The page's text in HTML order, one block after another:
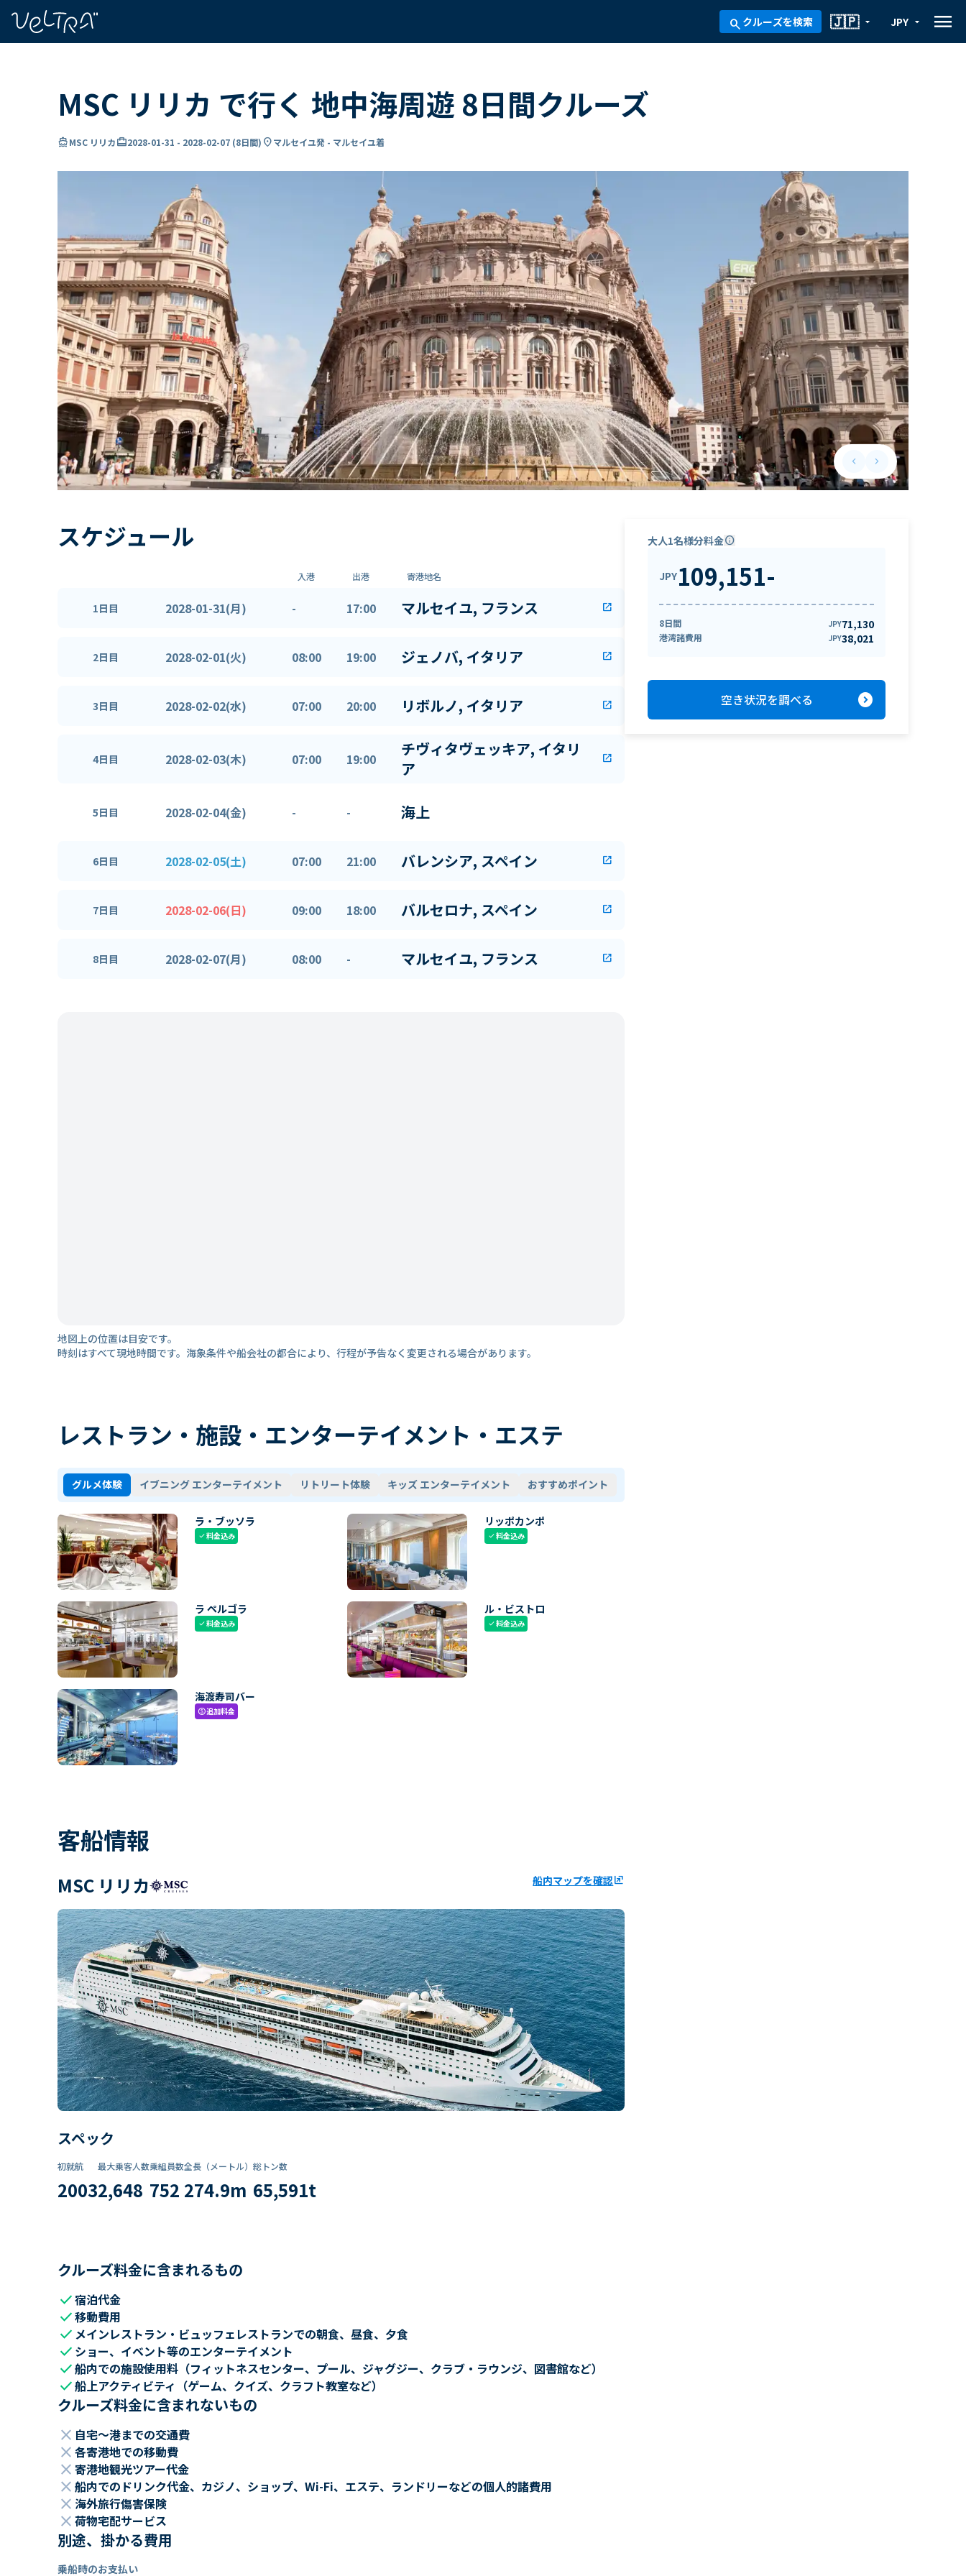
search クルーズを検索 arrow_drop_down
🇯🇵 arrow_drop_down
JPY menu
MSC リリカ で行く 地中海周遊 8日間クルーズ
directions_boatMSC リリカcard_travel2028-01-31 - 2028-02-07 (8日間) location_onマルセイユ発 - マルセイユ着
keyboard_arrow_leftPrevious slide
keyboard_arrow_rightNext slide
スケジュール
入港 出港 寄港地名
1日目 2028-01-31(月) - 17:00 マルセイユ, フランス open_in_new
2日目 2028-02-01(火) 08:00 19:00 ジェノバ, イタリア open_in_new
3日目 2028-02-02(水) 07:00 20:00 リボルノ, イタリア open_in_new
4日目 2028-02-03(木) 07:00 19:00
チヴィタヴェッキア, イタリ
ア
open_in_new
5日目 2028-02-04(金) - - 海上
6日目 2028-02-05(土) 07:00 21:00 バレンシア, スペイン open_in_new
7日目 2028-02-06(日) 09:00 18:00 バルセロナ, スペイン open_in_new
8日目 2028-02-07(月) 08:00 - マルセイユ, フランス open_in_new
地図上の位置は目安です。
時刻はすべて現地時間です。海象条件や船会社の都合により、行程が予告なく変更される場合があります。
レストラン・施設・エンターテイメント・エステ
グルメ体験 イブニング エンターテイメント リトリート体験 キッズ エンターテイメント おすすめポイント
ラ・ブッソラ
check料金込み
リッポカンポ
check料金込み
ラ ペルゴラ
check料金込み
ル・ビストロ
check料金込み
海渡寿司バー
paid追加料金
客船情報
MSC リリカ 船内マップを確認ungroup
スペック
初就航
2003
最大乗客人数
2,648
乗組員数​
752
全長（メートル）
274.9m
総トン数​
65,591t
クルーズ料金に含まれるもの
check宿泊代金
check移動費用
check メインレストラン・ビュッフェレストランでの朝食、昼食、夕食
check ショー、イベント等のエンターテイメント
check船内での施設使用料（フィットネスセンター、プール、ジャグジー、クラブ・ラウンジ、図書館など）
check船上アクティビティ（ゲーム、クイズ、クラフト教室など）
クルーズ料金に含まれないもの
close 自宅～港までの交通費
close 各寄港地での移動費
close 寄港地観光ツアー代金
close 船内でのドリンク代金、カジノ、ショップ、Wi-Fi、エステ、ランドリーなどの個人的諸費用
close 海外旅行傷害保険
close 荷物宅配サービス
別途、掛かる費用
乗船時のお支払い
大人1名様分料金info
JPY109,151-
8日間 JPY71,130
港湾諸費用 JPY38,021
空き状況を調べる expand_circle_right